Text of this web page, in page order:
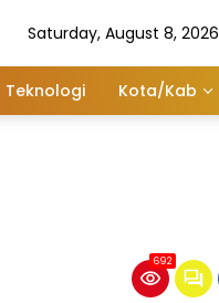
Saturday, August 8, 2026
Teknologi Kota/Kab
692